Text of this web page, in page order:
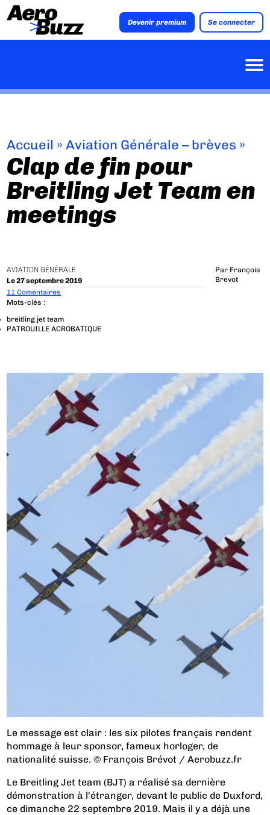
Devenir premium Se connecter
Accueil »Aviation Générale – brèves »
Clap de fin pour
Breitling Jet Team en
meetings
AVIATION GÉNÉRALE
Le 27 septembre 2019
Par François
Brevot
11 Comentaires
Mots-clés :
breitling jet team
PATROUILLE ACROBATIQUE
Le message est clair : les six pilotes français rendent
hommage à leur sponsor, fameux horloger, de
nationalité suisse. © François Brévot / Aerobuzz.fr
Le Breitling Jet team (BJT) a réalisé sa dernière
démonstration à l'étranger, devant le public de Duxford,
ce dimanche 22 septembre 2019. Mais il y a déjà une